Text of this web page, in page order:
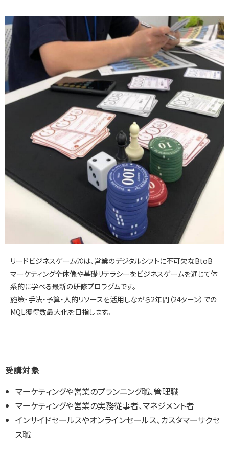
リードビジネスゲーム🄬は、営業のデジタルシフトに不可欠なBtoB
マーケティング全体像や基礎リテラシーをビジネスゲームを通じて体
系的に学べる最新の研修プロラグムです。
施策・手法・予算・人的リソースを活用しながら2年間（24ターン）での
MQL獲得数最大化を目指します。
受講対象
マーケティングや営業のプランニング職、管理職
マーケティングや営業の実務従事者、マネジメント者
インサイドセールスやオンラインセールス、カスタマーサクセ
ス職